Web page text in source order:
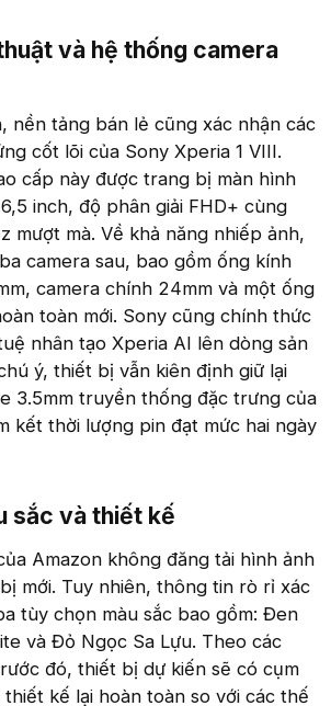
và hệ thống camera
nền tảng bán lẻ cũng xác nhận các
cốt lõi của Sony Xperia 1 VIII.
cấp này được trang bị màn hình
inch, độ phân giải FHD+ cùng
mượt mà. Về khả năng nhiếp ảnh,
camera sau, bao gồm ống kính
camera chính 24mm và một ống
toàn mới. Sony cũng chính thức
nhân tạo Xperia AI lên dòng sản
ý, thiết bị vẫn kiên định giữ lại
3.5mm truyền thống đặc trưng của
kết thời lượng pin đạt mức hai ngày
sắc và thiết kế​
Amazon không đăng tải hình ảnh
mới. Tuy nhiên, thông tin rò rỉ xác
tùy chọn màu sắc bao gồm: Đen
và Đỏ Ngọc Sa Lựu. Theo các
đó, thiết bị dự kiến sẽ có cụm
kế lại hoàn toàn so với các thế